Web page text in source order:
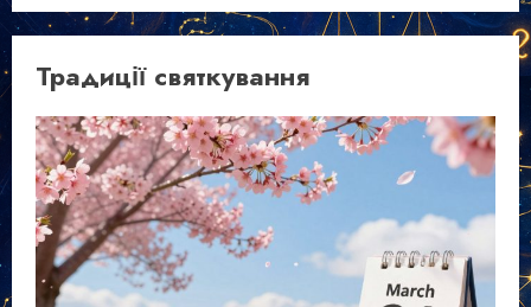
Традиції святкування